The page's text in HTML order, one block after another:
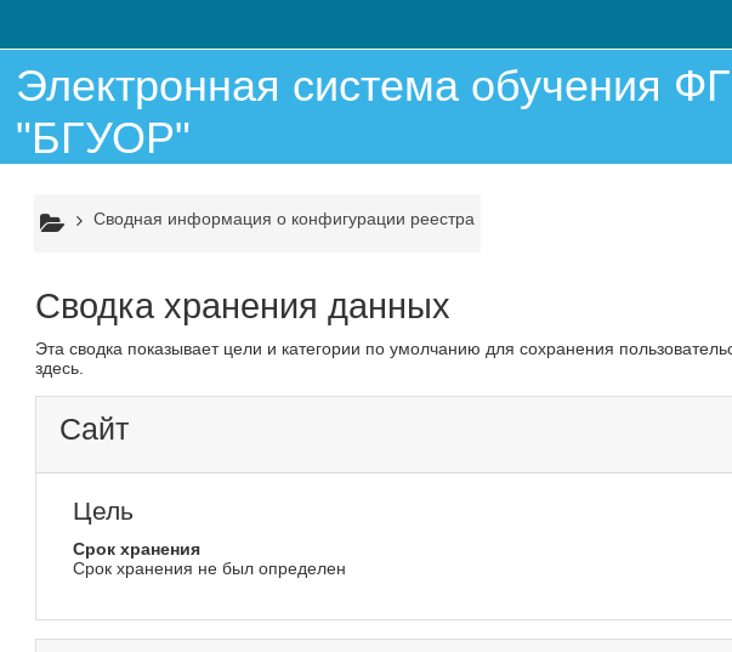
Электронная система обучения
"БГУОР"
Сводная информация о конфигурации реестра
Сводка хранения данных
Эта сводка показывает цели и категории по умолчанию для сохранения
здесь.
Сайт
Цель
Срок хранения
Срок хранения не был определен